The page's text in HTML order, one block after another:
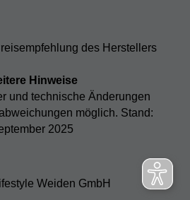
des Herstellers
Hinweise
und technische Änderungen
möglich. Stand:
2025
Weiden GmbH